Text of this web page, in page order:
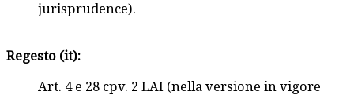
jurisprudence).
Regesto (it):
Art. 4 e 28 cpv. 2 LAI (nella versione in vigore